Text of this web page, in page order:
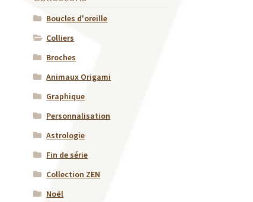
Boucles d'oreille
Colliers
Broches
Animaux Origami
Graphique
Personnalisation
Astrologie
Fin de série
Collection ZEN
Noël